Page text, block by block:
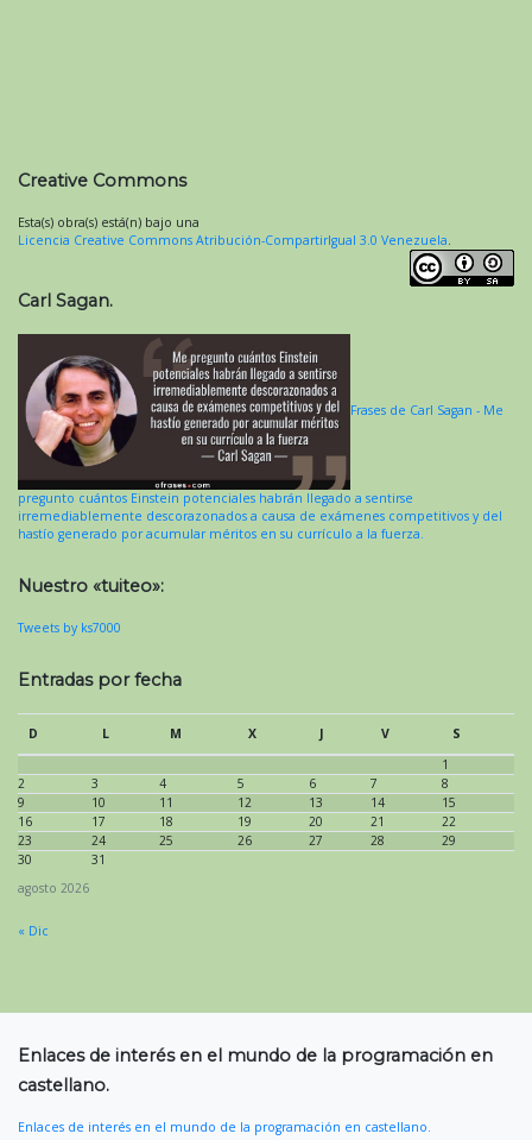
Creative Commons
Esta(s) obra(s) está(n) bajo una
Licencia Creative Commons Atribución-CompartirIgual 3.0 Venezuela
Carl Sagan.
Frases de Carl Sagan - Me
pregunto cuántos Einstein potenciales habrán llegado a sentirse
irremediablemente descorazonados a causa de exámenes competitivos y del
hastío generado por acumular méritos en su currículo a la fuerza.
Nuestro «tuiteo»:
Tweets by ks7000
Entradas por fecha
agosto 2026
D L M X J V
S
1
2
3 4 5 6 7
8
9
10 11 12 13 14
15
16
17 18 19 20 21
22
23
24 25 26 27 28
29
30
31
« Dic
Enlaces de interés en el mundo de la programación en
castellano.
Enlaces de interés en el mundo de la programación en castellano.